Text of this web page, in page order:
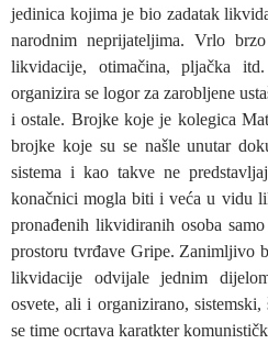
jedinica kojima je bio zadatak
narodnim neprijateljima. Vrlo
likvidacije, otimačina, pljačka
organizira se logor za zarobljene
i ostale. Brojke koje je kolegica
brojke koje su se našle unutar
sistema i kao takve ne
konačnici mogla biti i veća u vidu
pronađenih likvidiranih osoba
prostoru tvrđave Gripe. Zanimljivo
likvidacije odvijale jednim
osvete, ali i organizirano, sistemski,
se time ocrtava karatkter